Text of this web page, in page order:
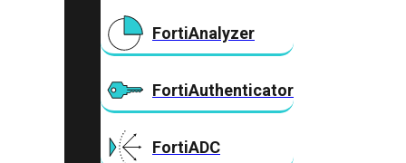
FortiAnalyzer
FortiAuthenticator
FortiADC